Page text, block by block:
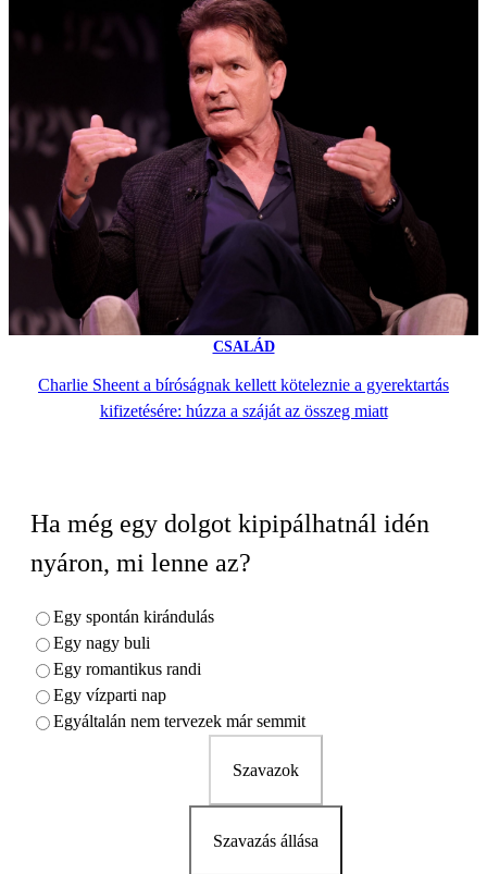
CSALÁD
Charlie Sheent a bíróságnak kellett köteleznie a gyerektartás
kifizetésére: húzza a száját az összeg miatt
Ha még egy dolgot kipipálhatnál idén
nyáron, mi lenne az?
Egy spontán kirándulás
Egy nagy buli
Egy romantikus randi
Egy vízparti nap
Egyáltalán nem tervezek már semmit
Szavazok
Szavazás állása